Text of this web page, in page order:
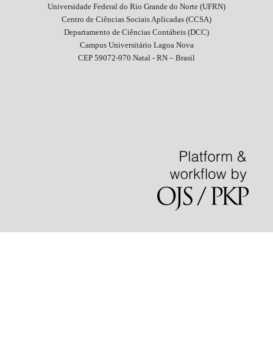
Universidade Federal do Rio Grande do Norte (UFRN)
Centro de Ciências Sociais Aplicadas (CCSA)
Departamento de Ciências Contábeis (DCC)
Campus Universitário Lagoa Nova
CEP 59072-970 Natal - RN – Brasil